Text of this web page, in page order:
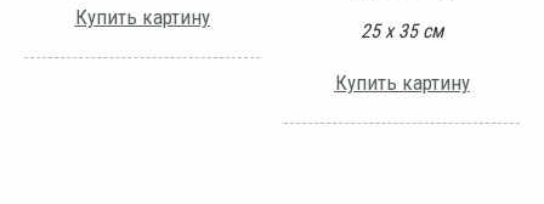
Купить картину
25 х 35 см
Купить картину